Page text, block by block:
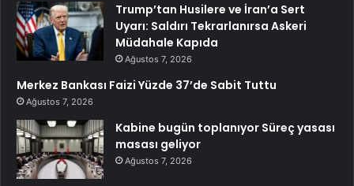
Trump’tan Husilere ve İran’a Sert
Uyarı: Saldırı Tekrarlanırsa Askeri
Müdahale Kapıda
Ağustos 7, 2026
Merkez Bankası Faizi Yüzde 37’de Sabit Tuttu
Ağustos 7, 2026
Kabine bugün toplanıyor Süreç yasası
masası geliyor
Ağustos 7, 2026